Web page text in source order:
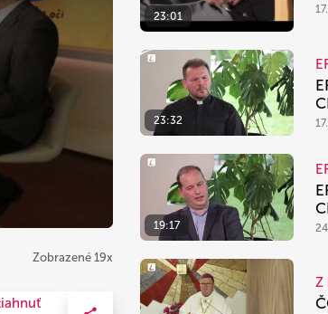
Zobrazené 19x
23:01
23:32
19:17
Z